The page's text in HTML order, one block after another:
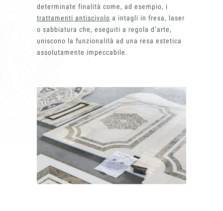
determinate finalità come, ad esempio, i
trattamenti antiscivolo a intagli in fresa, laser
o sabbiatura che, eseguiti a regola d’arte,
uniscono la funzionalità ad una resa estetica
assolutamente impeccabile.